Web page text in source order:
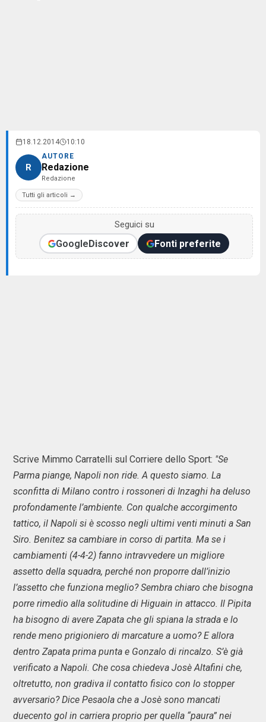
18.12.2014 10:10
R
AUTORE
Redazione
Redazione
Tutti gli articoli →
Seguici su
GoogleDiscover Fonti preferite
Scrive Mimmo Carratelli sul Corriere dello Sport: "Se
Parma piange, Napoli non ride. A questo siamo. La
sconfitta di Milano contro i rossoneri di Inzaghi ha deluso
profondamente l’ambiente. Con qualche accorgimento
tattico, il Napoli si è scosso negli ultimi venti minuti a San
Siro. Benitez sa cambiare in corso di partita. Ma se i
cambiamenti (4-4-2) fanno intravvedere un migliore
assetto della squadra, perché non proporre dall’inizio
l’assetto che funziona meglio? Sembra chiaro che bisogna
porre rimedio alla solitudine di Higuain in attacco. Il Pipita
ha bisogno di avere Zapata che gli spiana la strada e lo
rende meno prigioniero di marcature a uomo? E allora
dentro Zapata prima punta e Gonzalo di rincalzo. S’è già
verificato a Napoli. Che cosa chiedeva Josè Altafini che,
oltretutto, non gradiva il contatto fisico con lo stopper
avversario? Dice Pesaola che a Josè sono mancati
duecento gol in carriera proprio per quella “paura” nei